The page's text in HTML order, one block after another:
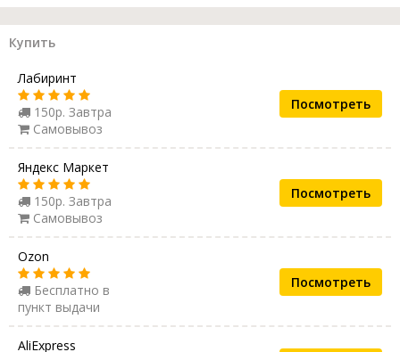
Купить
Лабиринт
150р. Завтра
Самовывоз
Посмотреть
Яндекс Маркет
150р. Завтра
Самовывоз
Посмотреть
Ozon
Бесплатно в
пункт выдачи
Посмотреть
AliExpress